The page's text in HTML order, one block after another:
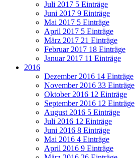
Juli 2017 5 Einträge
Juni 2017 9 Einträge
Mai 2017 5 Einträge
April 2017 5 Einträge
März 2017 21 Einträge
Februar 2017 18 Einträge
Januar 2017 11 Einträge
2016
Dezember 2016 14 Einträge
November 2016 33 Einträge
Oktober 2016 12 Einträge
September 2016 12 Einträge
August 2016 5 Einträge
Juli 2016 12 Einträge
Juni 2016 8 Einträge
Mai 2016 4 Einträge
April 2016 9 Einträge